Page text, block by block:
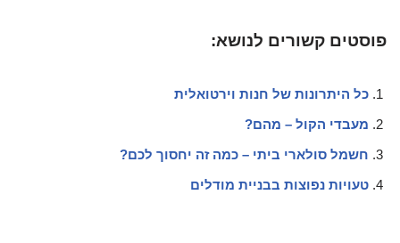
פוסטים קשורים לנושא:
כל היתרונות של חנות וירטואלית
מעבדי הקול – מהם?
חשמל סולארי ביתי – כמה זה יחסוך לכם?
טעויות נפוצות בבניית מודלים